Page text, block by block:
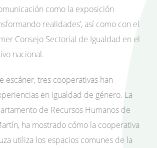
como la exposición
realidades’, así como con el
Consejo Sectorial de Igualdad en el
nacional.
escáner, tres cooperativas han
en igualdad de género. La
de Recursos Humanos de
ha mostrado cómo la cooperativa
utiliza los espacios comunes de la